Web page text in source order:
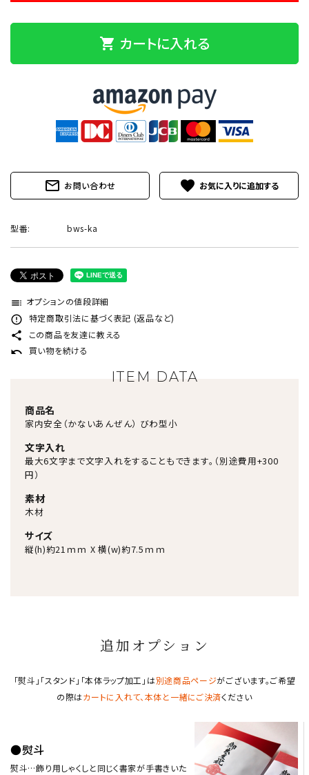
shopping_cart カートに入れる
mail_outline お問い合わせ favorite
型番: bws-ka
toc オプションの値段詳細
error_outline 特定商取引法に基づく表記 (返品など)
share この商品を友達に教える
undo 買い物を続ける
ITEM DATA
商品名
家内安全（かないあんぜん） びわ型小
文字入れ
最大6文字まで文字入れをすることもできます。（別途費用+300
円）
素材
木材
サイズ
縦(h)約21ｍｍ X 横(w)約7.5ｍｍ
追加オプション
「熨斗」「スタンド」「本体ラップ加工」は別途商品ページがございます。ご希望
の際はカートに入れて、本体と一緒にご決済ください
●熨斗
熨斗…飾り用しゃくしと同じく書家が手書きいた